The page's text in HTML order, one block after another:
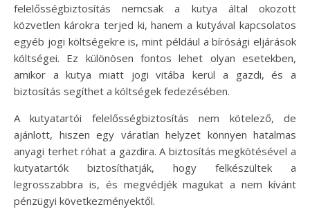
felelősségbiztosítás nemcsak a kutya által okozott
közvetlen károkra terjed ki, hanem a kutyával kapcsolatos
egyéb jogi költségekre is, mint például a bírósági eljárások
költségei. Ez különösen fontos lehet olyan esetekben,
amikor a kutya miatt jogi vitába kerül a gazdi, és a
biztosítás segíthet a költségek fedezésében.
A kutyatartói felelősségbiztosítás nem kötelező, de
ajánlott, hiszen egy váratlan helyzet könnyen hatalmas
anyagi terhet róhat a gazdira. A biztosítás megkötésével a
kutyatartók biztosíthatják, hogy felkészültek a
legrosszabbra is, és megvédjék magukat a nem kívánt
pénzügyi következményektől.